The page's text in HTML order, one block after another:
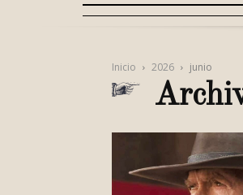
Inicio 2026 junio